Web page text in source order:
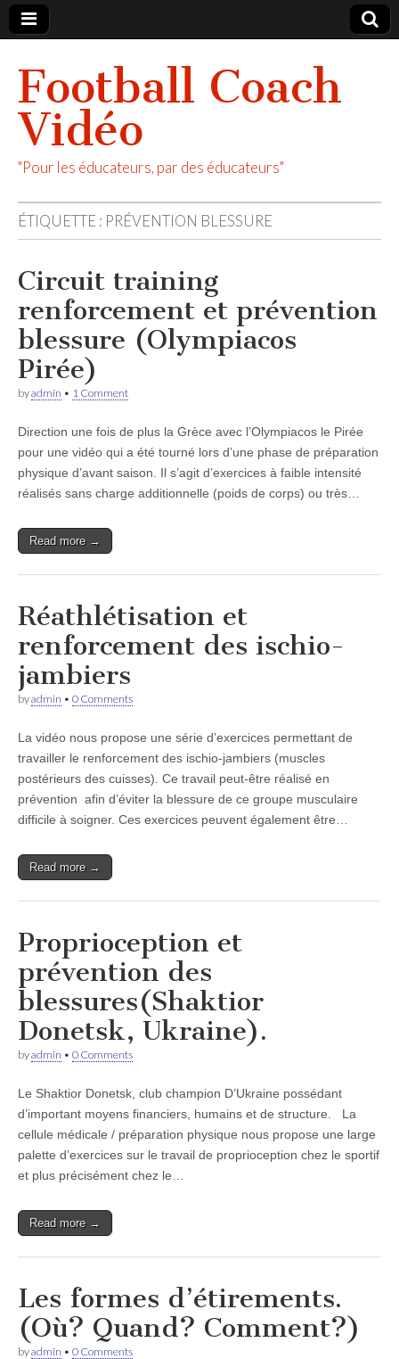
Football Coach
Vidéo
"Pour les éducateurs, par des éducateurs"
ÉTIQUETTE : PRÉVENTION BLESSURE
Circuit training
renforcement et prévention
blessure (Olympiacos
Pirée)
byadmin • 1 Comment
Direction une fois de plus la Grèce avec l’Olympiacos le Pirée
pour une vidéo qui a été tourné lors d’une phase de préparation
physique d’avant saison. Il s’agit d’exercices à faible intensité
réalisés sans charge additionnelle (poids de corps) ou très…
Read more →
Réathlétisation et
renforcement des ischio-
jambiers
byadmin • 0 Comments
La vidéo nous propose une série d’exercices permettant de
travailler le renforcement des ischio-jambiers (muscles
postérieurs des cuisses). Ce travail peut-être réalisé en
prévention afin d’éviter la blessure de ce groupe musculaire
difficile à soigner. Ces exercices peuvent également être…
Read more →
Proprioception et
prévention des
blessures(Shaktior
Donetsk, Ukraine).
byadmin • 0 Comments
Le Shaktior Donetsk, club champion D’Ukraine possédant
d’important moyens financiers, humains et de structure. La
cellule médicale / préparation physique nous propose une large
palette d’exercices sur le travail de proprioception chez le sportif
et plus précisément chez le…
Read more →
Les formes d’étirements.
(Où? Quand? Comment?)
byadmin • 0 Comments